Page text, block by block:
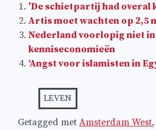
'De schietpartij had overal
Artis moet wachten op 2,5
Nederland voorlopig niet
kenniseconomieën
‘Angst voor islamisten in
LEVEN
Getagged met Amsterdam West,